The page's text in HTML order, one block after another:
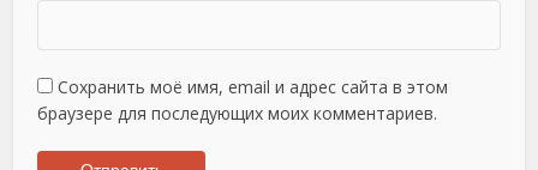
Сохранить моё имя, email и адрес сайта в этом
браузере для последующих моих комментариев.